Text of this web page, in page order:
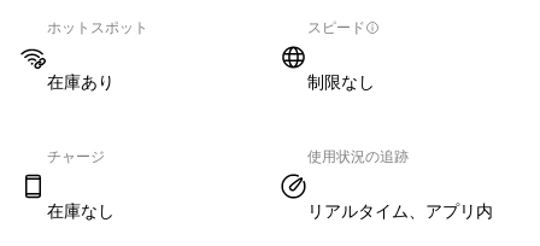
ホットスポット
在庫あり
スピード
制限なし
チャージ
在庫なし
使用状況の追跡
リアルタイム、アプリ内